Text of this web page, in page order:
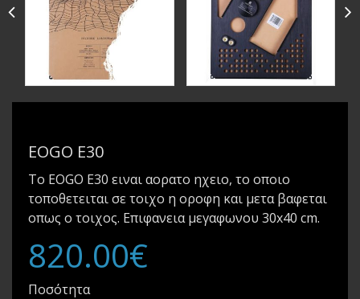
EOGO E30
Το EOGO E30 ειναι αορατο ηχειο, το οποιο
τοποθετειται σε τοιχο η οροφη και μετα βαφεται
οπως ο τοιχος. Επιφανεια μεγαφωνου 30x40 cm.
820.00€
Ποσότητα